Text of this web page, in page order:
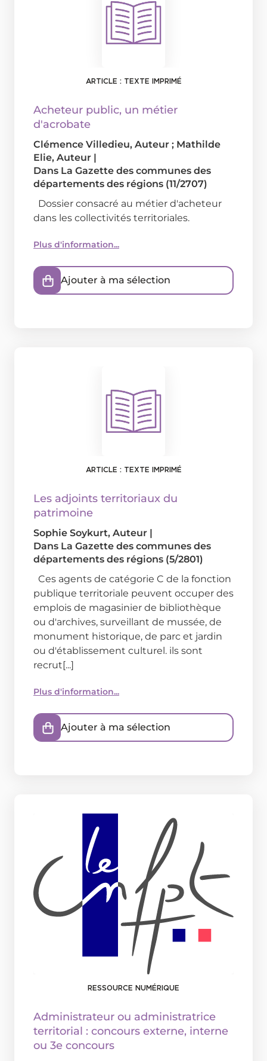
ARTICLE : TEXTE IMPRIMÉ
Acheteur public, un métier
d'acrobate
Clémence Villedieu, Auteur ; Mathilde
Elie, Auteur |
Dans La Gazette des communes des
départements des régions (11/2707)
Dossier consacré au métier d'acheteur
dans les collectivités territoriales.
Plus d'information...
Ajouter à ma sélection
ARTICLE : TEXTE IMPRIMÉ
Les adjoints territoriaux du
patrimoine
Sophie Soykurt, Auteur |
Dans La Gazette des communes des
départements des régions (5/2801)
Ces agents de catégorie C de la fonction
publique territoriale peuvent occuper des
emplois de magasinier de bibliothèque
ou d'archives, surveillant de mussée, de
monument historique, de parc et jardin
ou d'établissement culturel. ils sont
recrut[...]
Plus d'information...
Ajouter à ma sélection
RESSOURCE NUMÉRIQUE
Administrateur ou administratrice
territorial : concours externe, interne
ou 3e concours